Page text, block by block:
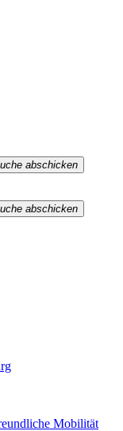
abschicken
abschicken
Mobilität